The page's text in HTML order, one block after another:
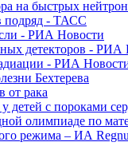
на быстрых
подряд - ТАСС
- РИА Новости
детекторов - РИА
- РИА
Бехтерева
от рака
детей с пороками
олимпиаде по
режима – ИА